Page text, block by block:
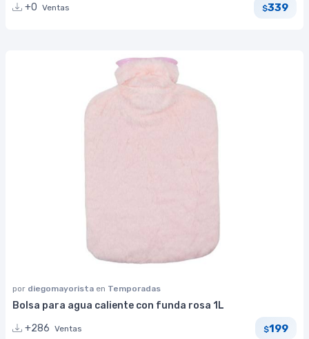
+0 Ventas $339
por diegomayorista en Temporadas
Bolsa para agua caliente con funda rosa 1L
+286 Ventas $199